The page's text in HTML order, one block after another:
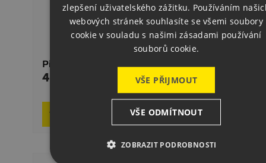
Pinza Neumática 130 PV
Precio
4.589,00 CZK
Añadir al carrito
GERMAN
zlepšení uživatelského zážitku. Používáním
webových stránek souhlasíte se všemi soubory
cookie v souladu s našimi zásadami používání
souborů cookie.
VŠE PŘIJMOUT
VŠE ODMÍTNOUT
ZOBRAZIT PODROBNOSTI